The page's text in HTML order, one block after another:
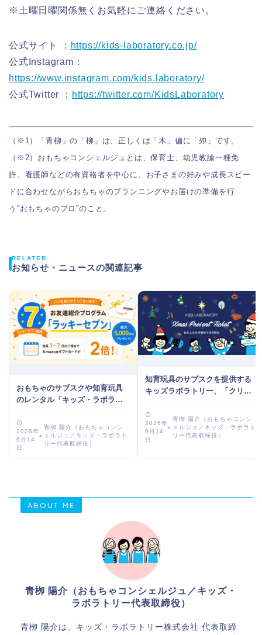
※土曜日曜関係無くお気軽にご連絡ください。
公式サイト ： https://kids-laboratory.co.jp/
公式Instagram：
https://www.instagram.com/kids.laboratory/
公式Twitter ： https://twitter.com/KidsLaboratory
（※1）「青柳」の「柳」は、正しくは「木」偏に「夘」です。
（※2）おもちゃコンシェルジュとは、保育士、幼児教諭一種免
許、看護師などの有資格者を中心に、お子さまの好みや成長スピー
ドに合わせながらおもちゃのプランニングやお届けの準備を行
う”おもちゃのプロ”のこと。
RELATED
お知らせ・ニュースの関連記事
おもちゃのサブスクや知育玩具
のレンタル「キッズ・ラボラト
のAmazonギフトカード ～新お
友達紹介プログラム「ラッキー
セブン」を2026年5月1日より開
始～
2026年
6月14
日
青栁 陽介（おもちゃコンシ
ェルジュ／キッズ・ラボラト
リー代表取締役）
知育玩具のサブスクを提供する
キッズラボラトリー、「クリス
販売を開始 〜ゴミを出さず環境
にやさしい新たなクリスマスプ
レゼントのカタチで、子供たち
考え、学びや気づきを得るきっ
2026年
6月14
日
青栁 陽介（おもちゃコンシ
ェルジュ／キッズ・ラボラト
リー代表取締役）
ABOUT ME
青栁 陽介（おもちゃコンシェルジュ／キッズ・
ラボラトリー代表取締役）
青栁 陽介は、キッズ・ラボラトリー株式会社 代表取締